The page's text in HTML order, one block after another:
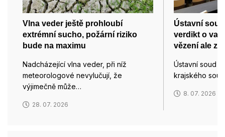
Vlna veder ještě prohloubí
extrémní sucho, požární riziko
bude na maximu
Nadcházející vlna veder, při níž
meteorologové nevylučují, že
výjimečně může…
28. 07. 2026
Ústavní
verdikt o
vězení ale
Ústavní soud v
krajského
8. 07. 2026